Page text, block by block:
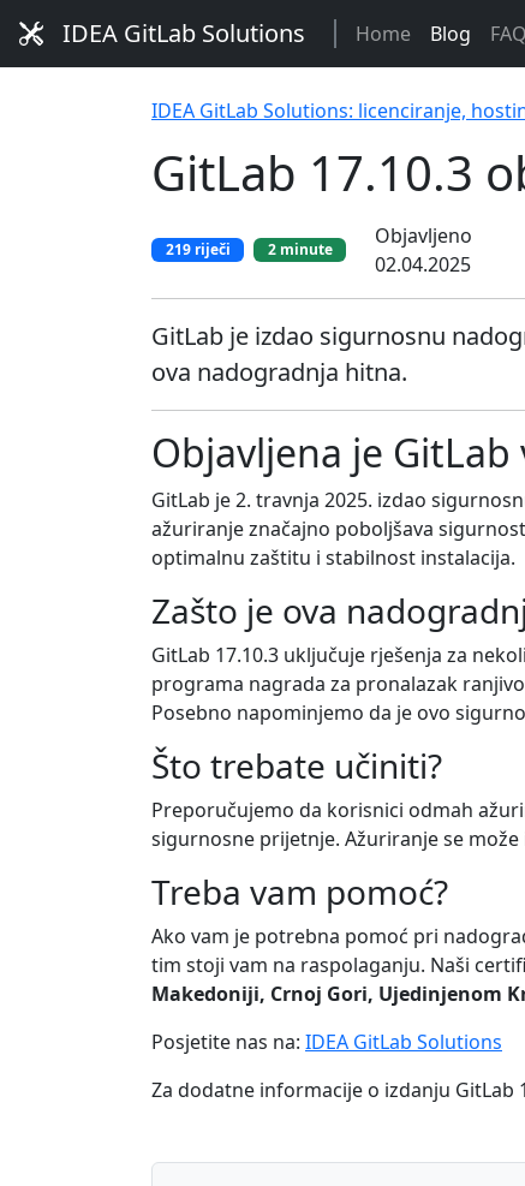
IDEA GitLab Solutions Home Blog FAQ
IDEA GitLab Solutions: licenciranje,
GitLab 17.10.3
219 riječi 2 minute
Objavljeno
02.04.2025
GitLab je izdao sigurnosnu
ova nadogradnja hitna.
Objavljena je
GitLab je 2. travnja 2025. izdao
ažuriranje značajno poboljšava
optimalnu zaštitu i stabilnost instalacija.
Zašto je ova
GitLab 17.10.3 uključuje rješenja za
programa nagrada za pronalazak
Posebno napominjemo da je ovo
Što trebate učiniti?
Preporučujemo da korisnici odmah
sigurnosne prijetnje. Ažuriranje se
Treba vam pomoć?
Ako vam je potrebna pomoć pri
tim stoji vam na raspolaganju. Naši
Makedoniji, Crnoj Gori, Ujedinjenom
Posjetite nas na: IDEA GitLab Solutions
Za dodatne informacije o izdanju GitLab